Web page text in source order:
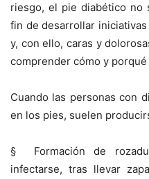
riesgo, el pie diabético no
fin de desarrollar
y, con ello, caras y
comprender cómo y
Cuando las personas con
en los pies, suelen
§ Formación de
infectarse, tras llevar